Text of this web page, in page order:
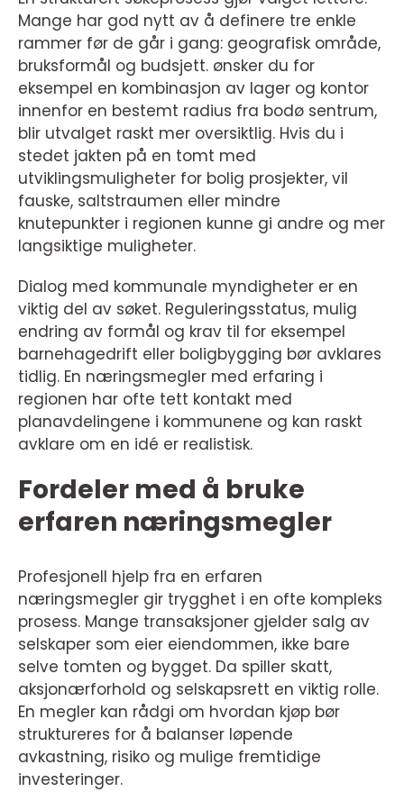
Mange har god nytt av å definere tre enkle
rammer før de går i gang: geografisk område,
bruksformål og budsjett. ønsker du for
eksempel en kombinasjon av lager og kontor
innenfor en bestemt radius fra bodø sentrum,
blir utvalget raskt mer oversiktlig. Hvis du i
stedet jakten på en tomt med
utviklingsmuligheter for bolig prosjekter, vil
fauske, saltstraumen eller mindre
knutepunkter i regionen kunne gi andre og mer
langsiktige muligheter.
Dialog med kommunale myndigheter er en
viktig del av søket. Reguleringsstatus, mulig
endring av formål og krav til for eksempel
barnehagedrift eller boligbygging bør avklares
tidlig. En næringsmegler med erfaring i
regionen har ofte tett kontakt med
planavdelingene i kommunene og kan raskt
avklare om en idé er realistisk.
Fordeler med å bruke
erfaren næringsmegler
Profesjonell hjelp fra en erfaren
næringsmegler gir trygghet i en ofte kompleks
prosess. Mange transaksjoner gjelder salg av
selskaper som eier eiendommen, ikke bare
selve tomten og bygget. Da spiller skatt,
aksjonærforhold og selskapsrett en viktig rolle.
En megler kan rådgi om hvordan kjøp bør
struktureres for å balanser løpende
avkastning, risiko og mulige fremtidige
investeringer.